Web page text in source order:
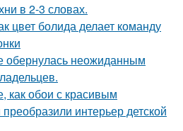
в 2-3 словах.
цвет болида делает команду
обернулась неожиданным
как обои с красивым
интерьер детской